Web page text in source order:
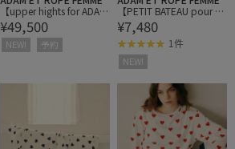
【upper hights for ADAM
ET ROPE'】別注 THE U-B
ENCH COAT
¥49,500
NEW! 予約
【PETIT BATEAU pour A
DAM ET ROPE'】別注 ク
ルーネック半袖Ｔシャツ
¥7,480
1件
NEW!